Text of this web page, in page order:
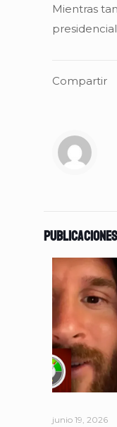
Mientras
Compartir
junio 19, 2026